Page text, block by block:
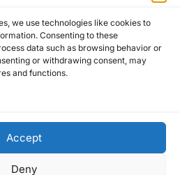
we use technologies like cookies to
Consenting to these
data such as browsing behavior or
or withdrawing consent, may
and functions.
Accept
Deny
policy
| Tipsa